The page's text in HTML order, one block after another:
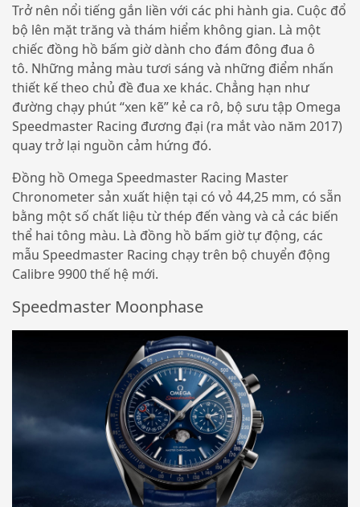
Trở nên nổi tiếng gắn liền với các phi hành gia. Cuộc đổ
bộ lên mặt trăng và thám hiểm không gian. Là một
chiếc đồng hồ bấm giờ dành cho đám đông đua ô
tô. Những mảng màu tươi sáng và những điểm nhấn
thiết kế theo chủ đề đua xe khác. Chẳng hạn như
đường chạy phút “xen kẽ” kẻ ca rô, bộ sưu tập Omega
Speedmaster Racing đương đại (ra mắt vào năm 2017)
quay trở lại nguồn cảm hứng đó.
Đồng hồ Omega Speedmaster Racing Master
Chronometer sản xuất hiện tại có vỏ 44,25 mm, có sẵn
bằng một số chất liệu từ thép đến vàng và cả các biến
thể hai tông màu. Là đồng hồ bấm giờ tự động, các
mẫu Speedmaster Racing chạy trên bộ chuyển động
Calibre 9900 thế hệ mới.
Speedmaster Moonphase